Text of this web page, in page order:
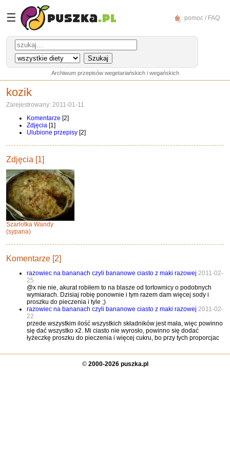
☰ pomoc / FAQ
Archiwum przepisów wegetariańskich i wegańskich
kozik
Zarejestrowany: 2011-01-11
Komentarze [2]
Zdjęcia [1]
Ulubione przepisy [2]
Zdjęcia [1]
Szarlotka Wandy
(sypana)
Komentarze [2]
razowiec na bananach czyli bananowe ciasto z maki razowej 2011-02-
25
@x nie nie, akurat robiłem to na blasze od tortownicy o podobnych
wymiarach. Dzisiaj robię ponownie i tym razem dam więcej sody i
proszku do pieczenia i tyle ;)
razowiec na bananach czyli bananowe ciasto z maki razowej 2011-02-
22
przede wszystkim ilość wszystkich składników jest mała, więc powinno
się dać wszystko x2. Mi ciasto nie wyrosło, powinno się dodać
łyżeczkę proszku do pieczenia i więcej cukru, bo przy tych proporcjac
© 2000-2026 puszka.pl